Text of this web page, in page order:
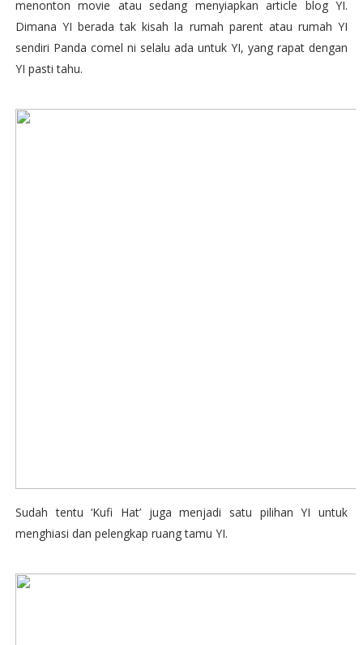
menonton movie atau sedang menyiapkan article blog YI.
Dimana YI berada tak kisah la rumah parent atau rumah YI
sendiri Panda comel ni selalu ada untuk YI, yang rapat dengan
YI pasti tahu.
Sudah tentu ‘Kufi Hat’ juga menjadi satu pilihan YI untuk
menghiasi dan pelengkap ruang tamu YI.